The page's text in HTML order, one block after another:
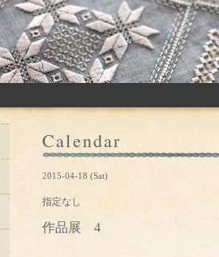
Calendar
2015-04-18 (Sat)
指定なし
作品展 4